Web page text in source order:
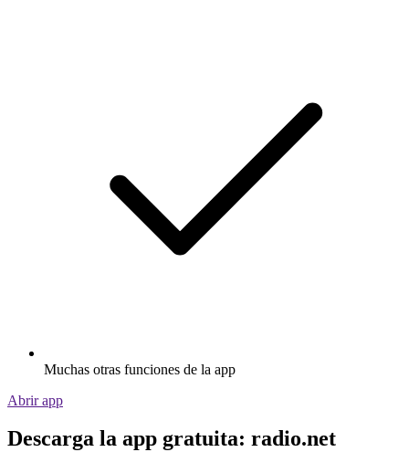
Muchas otras funciones de la app
Abrir app
Descarga la app gratuita: radio.net